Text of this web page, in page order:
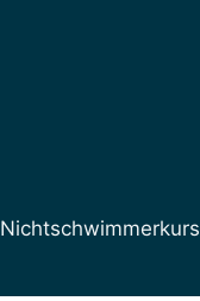
Nichtschwimmerkurs